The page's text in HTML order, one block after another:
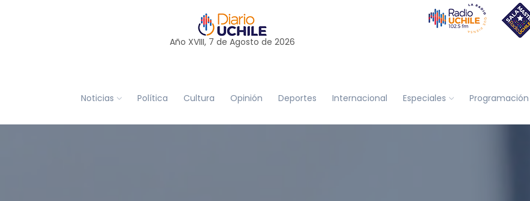
Año XVIII, 7 de Agosto de 2026
Noticias Política Cultura Opinión Deportes Internacional Especiales Programación